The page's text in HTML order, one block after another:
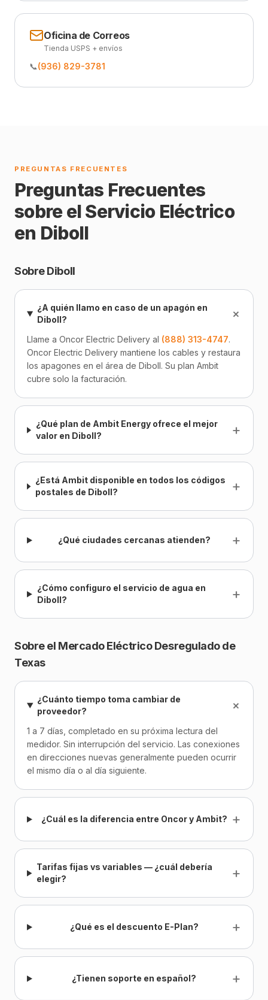
Oficina de Correos
Tienda USPS + envíos
📞(936) 829-3781
PREGUNTAS FRECUENTES
Preguntas Frecuentes
sobre el Servicio Eléctrico
en Diboll
Sobre Diboll
¿A quién llamo en caso de un apagón en
Diboll?
+
Llame a Oncor Electric Delivery al (888) 313-4747.
Oncor Electric Delivery mantiene los cables y restaura
los apagones en el área de Diboll. Su plan Ambit
cubre solo la facturación.
¿Qué plan de Ambit Energy ofrece el mejor
valor en Diboll?
+
¿Está Ambit disponible en todos los códigos
postales de Diboll?
+
¿Qué ciudades cercanas atienden? +
¿Cómo configuro el servicio de agua en
Diboll?
+
Sobre el Mercado Eléctrico Desregulado de
Texas
¿Cuánto tiempo toma cambiar de
proveedor?
+
1 a 7 días, completado en su próxima lectura del
medidor. Sin interrupción del servicio. Las conexiones
en direcciones nuevas generalmente pueden ocurrir
el mismo día o al día siguiente.
¿Cuál es la diferencia entre Oncor y Ambit? +
Tarifas fijas vs variables — ¿cuál debería
elegir?
+
¿Qué es el descuento E-Plan? +
¿Tienen soporte en español? +